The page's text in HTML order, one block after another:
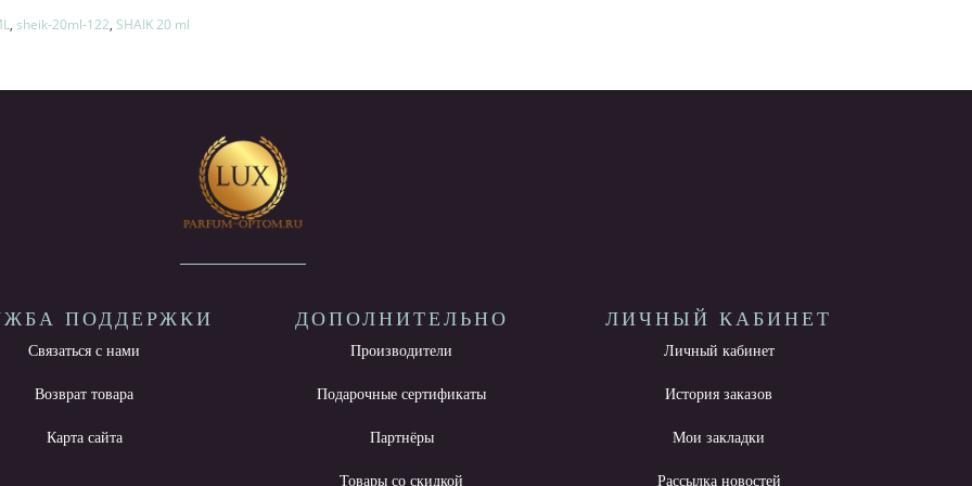
, sheik-20ml-122, SHAIK 20 ml
ПОДДЕРЖКИ
Связаться с нами
Возврат товара
Карта сайта
ДОПОЛНИТЕЛЬНО
Производители
Подарочные сертификаты
Партнёры
Товары со скидкой
ЛИЧНЫЙ КАБИНЕТ
Личный кабинет
История заказов
Мои закладки
Рассылка новостей